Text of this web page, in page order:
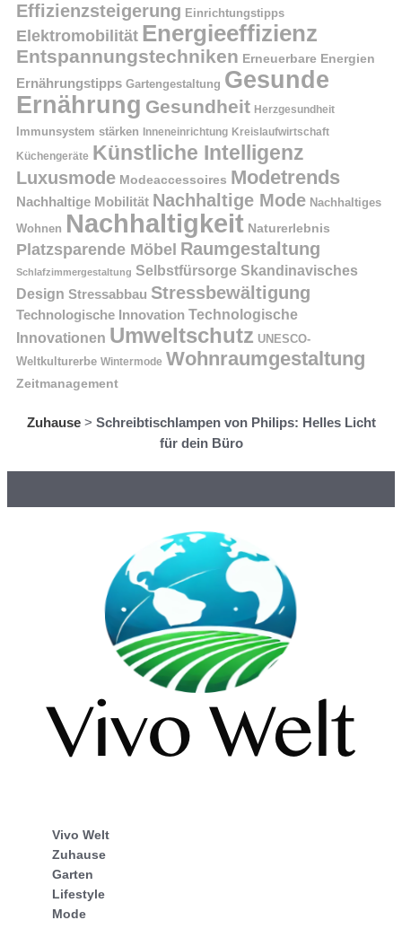
Effizienzsteigerung Einrichtungstipps
Elektromobilität Energieeffizienz
Entspannungstechniken Erneuerbare Energien
Ernährungstipps Gartengestaltung Gesunde
Ernährung Gesundheit Herzgesundheit
Immunsystem stärken Inneneinrichtung Kreislaufwirtschaft
Küchengeräte Künstliche Intelligenz
Luxusmode Modeaccessoires Modetrends
Nachhaltige Mobilität Nachhaltige Mode Nachhaltiges
Wohnen Nachhaltigkeit Naturerlebnis
Platzsparende Möbel Raumgestaltung
Schlafzimmergestaltung Selbstfürsorge Skandinavisches
Design Stressabbau Stressbewältigung
Technologische Innovation Technologische
Innovationen Umweltschutz UNESCO-
Weltkulturerbe Wintermode Wohnraumgestaltung
Zeitmanagement
Zuhause> Schreibtischlampen von Philips: Helles Licht
für dein Büro
Vivo Welt
Zuhause
Garten
Lifestyle
Mode